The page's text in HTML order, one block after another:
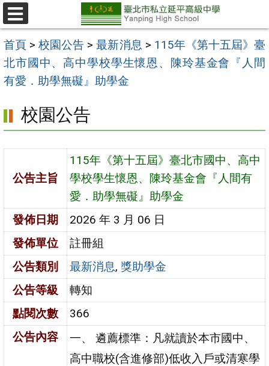
跳
至
主
要
內
選
單
首頁 >校園公告 >最新消息 > 115年《第十五屆》臺
北市國中、高中學校學生懷恩、陳玲基金會『人間
有愛．助學無礙』助學金
校園公告
公告主旨
115年《第十五屆》臺北市國中、高中
學校學生懷恩、陳玲基金會『人間有
愛．助學無礙』助學金
發佈日期
2026 年 3 月 06 日
發佈單位
註冊組
公告類別
最新消息, 獎助學金
公告等級
轉知
點閱次數
366
公告內容
一、 遴薦標準：凡就讀於本市國中、
高中職校(含進修部)低收入戶或清寒學